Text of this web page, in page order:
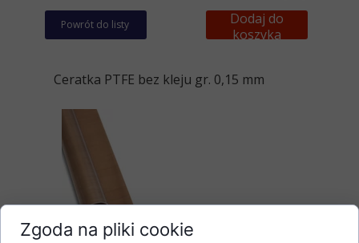
Powrót do listy
Dodaj do
koszyka
Ceratka PTFE bez kleju gr. 0,15 mm
Zgoda na pliki cookie